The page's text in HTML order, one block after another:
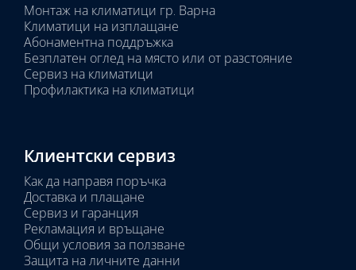
Монтаж на климатици гр. Варна
Климатици на изплащане
Абонаментна поддръжка
Безплатен оглед на място или от разстояние
Сервиз на климатици
Профилактика на климатици
Клиентски сервиз
Как да направя поръчка
Доставка и плащане
Сервиз и гаранция
Рекламация и връщане
Общи условия за ползване
Защита на личните данни